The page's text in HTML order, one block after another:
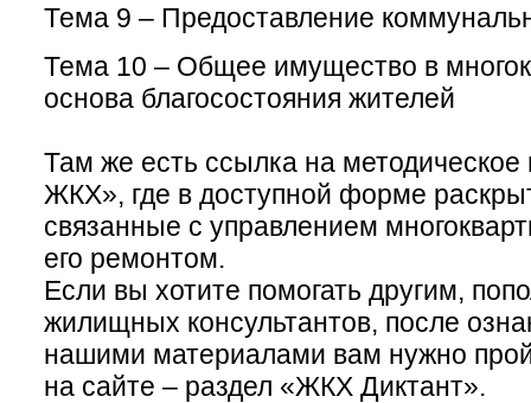
Тема 9 – Предоставление
Тема 10 – Общее имущество в
основа благосостояния жителей
Там же есть ссылка на методическое
ЖКХ», где в доступной форме
связанные с управлением
его ремонтом.
Если вы хотите помогать другим,
жилищных консультантов, после
нашими материалами вам нужно
на сайте – раздел «ЖКХ Диктант».